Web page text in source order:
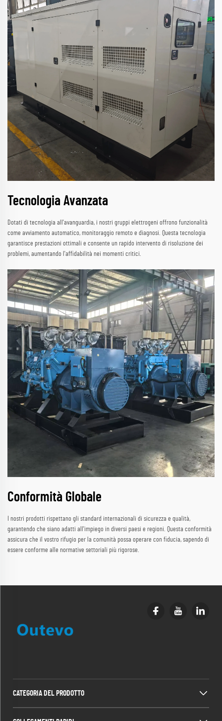
Tecnologia Avanzata
Dotati di tecnologia all'avanguardia, i nostri gruppi elettrogeni offrono funzionalità
come avviamento automatico, monitoraggio remoto e diagnosi. Questa tecnologia
garantisce prestazioni ottimali e consente un rapido intervento di risoluzione dei
problemi, aumentando l'affidabilità nei momenti critici.
Conformità Globale
I nostri prodotti rispettano gli standard internazionali di sicurezza e qualità,
garantendo che siano adatti all'impiego in diversi paesi e regioni. Questa conformità
assicura che il vostro rifugio per la comunità possa operare con fiducia, sapendo di
essere conforme alle normative settoriali più rigorose.
CATEGORIA DEL PRODOTTO